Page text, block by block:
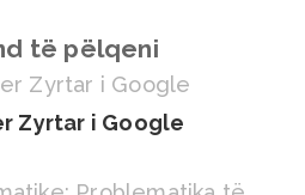
të pëlqeni
Zyrtar i Google